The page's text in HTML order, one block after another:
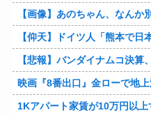
【画像】あのちゃん、なんか
【仰天】ドイツ人「熊本で日本人の底力を見た…!」熊本で生まれて初めて
【悲報】バンダイナムコ決
映画『8番出口』金ローで地上波初放送 二宮
1Kアパート家賃が10万円以上する時代、